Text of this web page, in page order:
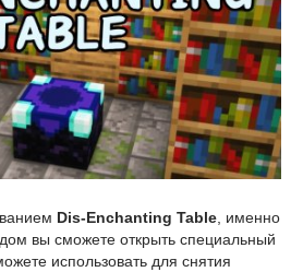
Dis-Enchanting Table , именно
вы сможете открыть специальный
использовать для снятия